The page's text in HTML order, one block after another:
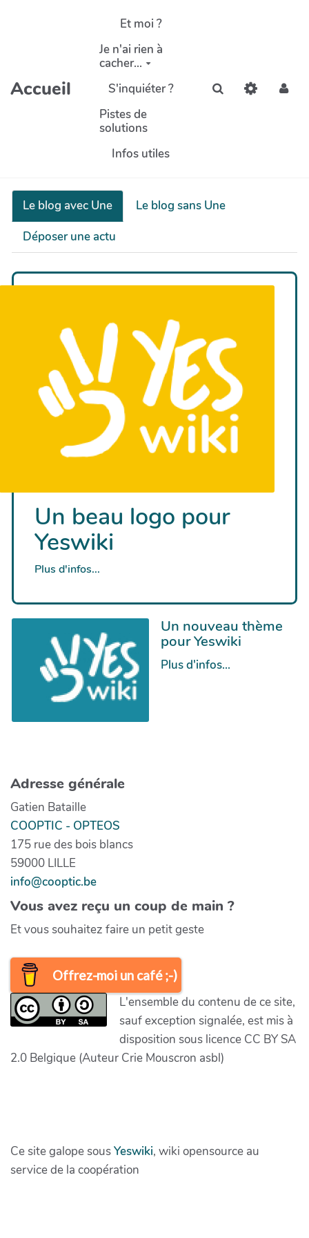
Aller au contenu principal
Accueil
Et moi ?
Je n'ai rien à
cacher...
S'inquiéter ?
Pistes de
solutions
Infos utiles
Rechercher
Le blog avec Une
Le blog sans Une
Déposer une actu
Un beau logo pour
Yeswiki
Plus d'infos...
Un nouveau thème
pour Yeswiki
Plus d'infos...
Adresse générale
Gatien Bataille
COOPTIC - OPTEOS
175 rue des bois blancs
59000 LILLE
info@cooptic.be
Vous avez reçu un coup de main ?
Et vous souhaitez faire un petit geste
Offrez-moi un café ;-)
L'ensemble du contenu de ce site,
sauf exception signalée, est mis à
disposition sous licence CC BY SA
2.0 Belgique (Auteur Crie Mouscron asbl)
Ce site galope sousYeswiki, wiki opensource au
service de la coopération